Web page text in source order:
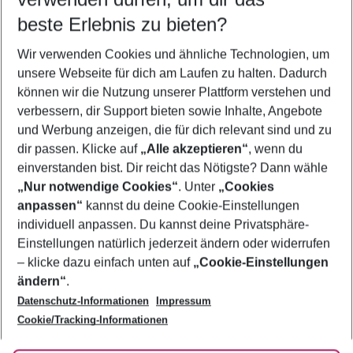
5-8 Nächte
2 Erwachsene Keine Kinder
Mehr Filter anzeigen
Footer
Footer navigation
Über uns
AGB
Bestpreisgarantie
Cookie-Einstellungen ändern
Cookie-Richtlinie
Agenturbetreuung
Barrierefreies Reisen
Folge uns
beste Erlebnis zu bieten?
Wir verwenden Cookies und ähnliche Technologien, um
unsere Webseite für dich am Laufen zu halten. Dadurch
können wir die Nutzung unserer Plattform verstehen und
verbessern, dir Support bieten sowie Inhalte, Angebote
und Werbung anzeigen, die für dich relevant sind und zu
dir passen. Klicke auf „Alle akzeptieren“, wenn du
einverstanden bist. Dir reicht das Nötigste? Dann wähle
„Nur notwendige Cookies“. Unter „Cookies
anpassen“ kannst du deine Cookie-Einstellungen
individuell anpassen. Du kannst deine Privatsphäre-
Einstellungen natürlich jederzeit ändern oder widerrufen
– klicke dazu einfach unten auf „Cookie-Einstellungen
ändern“.
Datenschutz-Informationen
Impressum
Cookie/Tracking-Informationen